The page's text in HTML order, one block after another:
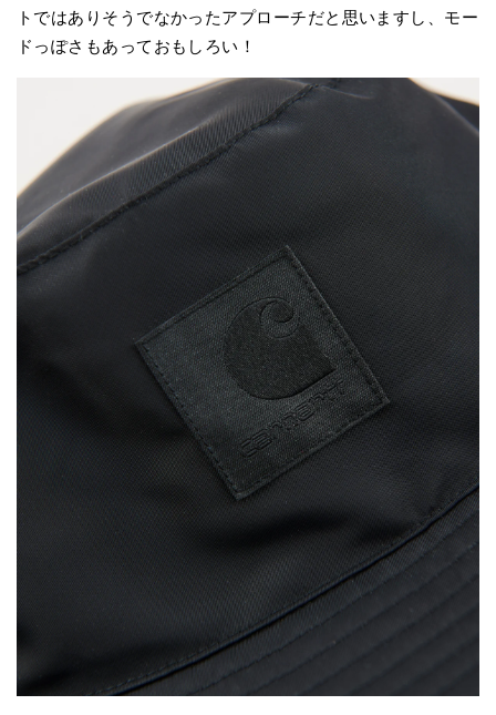
トではありそうでなかったアプローチだと思いますし、モー
ドっぽさもあっておもしろい！